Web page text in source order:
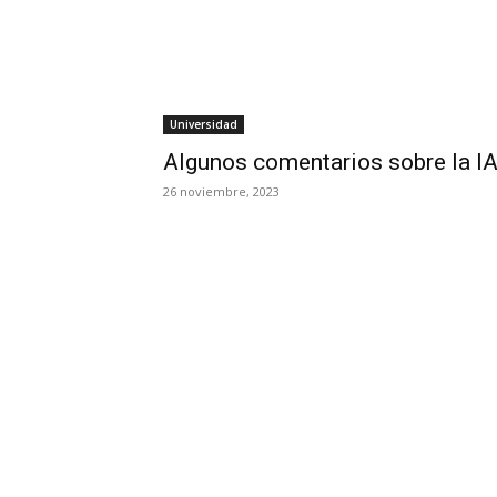
Universidad
Algunos comentarios sobre la
26 noviembre, 2023